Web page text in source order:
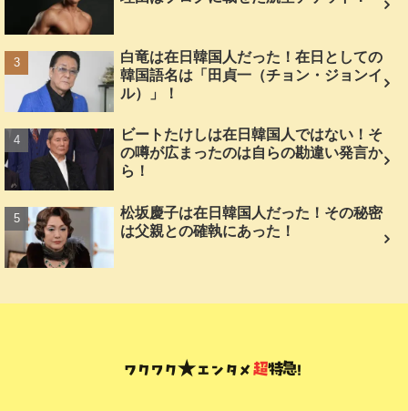
白竜は在日韓国人だった！在日としての
韓国語名は「田貞一（チョン・ジョンイ
ル）」！
ビートたけしは在日韓国人ではない！そ
の噂が広まったのは自らの勘違い発言か
ら！
松坂慶子は在日韓国人だった！その秘密
は父親との確執にあった！